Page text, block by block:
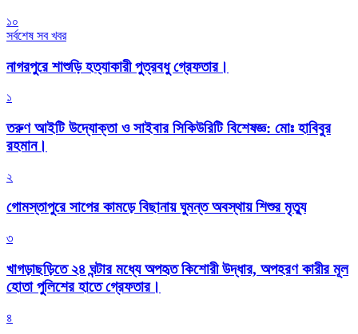
১০
সর্বশেষ সব খবর
নাগরপুরে শাশুড়ি হত্যাকারী পুত্রবধু গ্রেফতার।
১
তরুণ আইটি উদ্যোক্তা ও সাইবার সিকিউরিটি বিশেষজ্ঞ: মোঃ হাবিবুর
রহমান।
২
গোমস্তাপুরে সাপের কামড়ে বিছানায় ঘুমন্ত অবস্থায় শিশুর মৃত্যু
৩
খাগড়াছড়িতে ২৪ ঘন্টার মধ্যে অপহৃত কিশোরী উদ্ধার, অপহরণ কারীর মূল
হোতা পুলিশের হাতে গ্রেফতার।
৪